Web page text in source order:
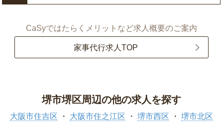
CaSyではたらくメリットなど求人概要のご案内
家事代行求人TOP
堺市堺区周辺の他の求人を探す
大阪市住吉区 大阪市住之江区 堺市西区 堺市北区